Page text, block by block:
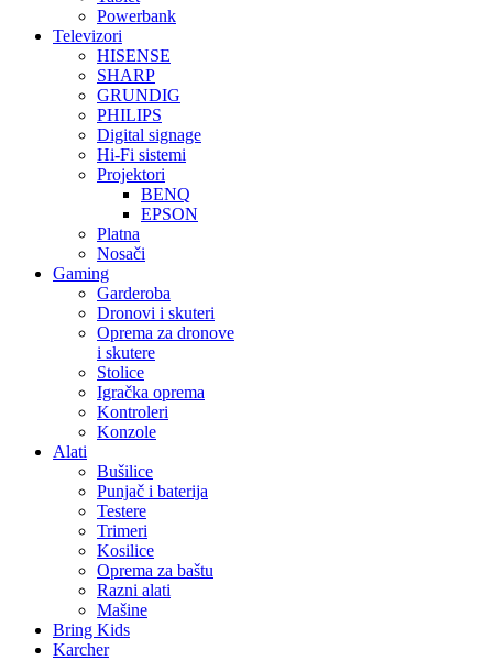
Powerbank
Televizori
HISENSE
SHARP
GRUNDIG
PHILIPS
Digital signage
Hi-Fi sistemi
Projektori
BENQ
EPSON
Platna
Nosači
Gaming
Garderoba
Dronovi i skuteri
Oprema za dronove
i skutere
Stolice
Igračka oprema
Kontroleri
Konzole
Alati
Bušilice
Punjač i baterija
Testere
Trimeri
Kosilice
Oprema za baštu
Razni alati
Mašine
Bring Kids
Karcher